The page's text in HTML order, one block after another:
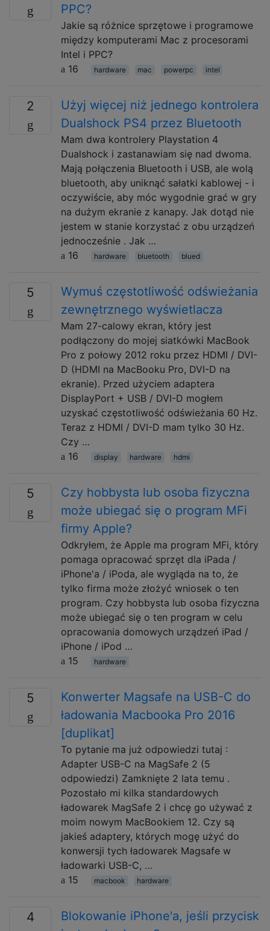
PPC?
Jakie są różnice sprzętowe i programowe
między komputerami Mac z procesorami
Intel i PPC?
16
hardware mac powerpc intel
2
Użyj więcej niż jednego kontrolera
Dualshock PS4 przez Bluetooth
Mam dwa kontrolery Playstation 4
Dualshock i zastanawiam się nad dwoma.
Mają połączenia Bluetooth i USB, ale wolą
bluetooth, aby uniknąć sałatki kablowej - i
oczywiście, aby móc wygodnie grać w gry
na dużym ekranie z kanapy. Jak dotąd nie
jestem w stanie korzystać z obu urządzeń
jednocześnie . Jak …
16
hardware bluetooth blued
5
Wymuś częstotliwość odświeżania
zewnętrznego wyświetlacza
Mam 27-calowy ekran, który jest
podłączony do mojej siatkówki MacBook
Pro z połowy 2012 roku przez HDMI / DVI-
D (HDMI na MacBooku Pro, DVI-D na
ekranie). Przed użyciem adaptera
DisplayPort + USB / DVI-D mogłem
uzyskać częstotliwość odświeżania 60 Hz.
Teraz z HDMI / DVI-D mam tylko 30 Hz.
Czy …
16
display hardware hdmi
5
Czy hobbysta lub osoba fizyczna
może ubiegać się o program MFi
firmy Apple?
Odkryłem, że Apple ma program MFi, który
pomaga opracować sprzęt dla iPada /
iPhone'a / iPoda, ale wygląda na to, że
tylko firma może złożyć wniosek o ten
program. Czy hobbysta lub osoba fizyczna
może ubiegać się o ten program w celu
opracowania domowych urządzeń iPad /
iPhone / iPod …
15
hardware
5
Konwerter Magsafe na USB-C do
ładowania Macbooka Pro 2016
[duplikat]
To pytanie ma już odpowiedzi tutaj :
Adapter USB-C na MagSafe 2 (5
odpowiedzi) Zamknięte 2 lata temu .
Pozostało mi kilka standardowych
ładowarek MagSafe 2 i chcę go używać z
moim nowym MacBookiem 12. Czy są
jakieś adaptery, których mogę użyć do
konwersji tych ładowarek Magsafe w
ładowarki USB-C, …
15
macbook hardware
4
Blokowanie iPhone'a, jeśli przycisk